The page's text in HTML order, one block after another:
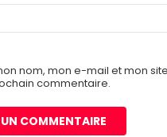
nom, mon e-mail et mon
commentaire.